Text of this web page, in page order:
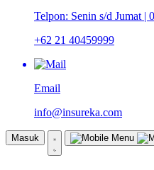
Telpon: Senin s/d Jumat |
+62 21 40459999
Email
info@insureka.com
Masuk